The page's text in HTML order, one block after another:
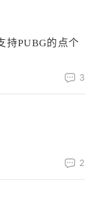
持PUBG的点个
3
2